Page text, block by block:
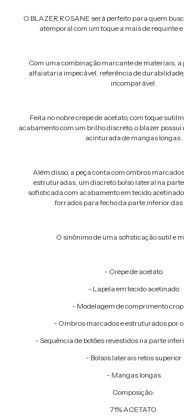
O BLAZER ROSANE será perfeito para quem
atemporal com um toque a mais de requinte
Com uma combinação marcante de materiais, a
alfaiataria impecável, referência de
incomparável.
Feita no nobre crepe de acetato, com toque
acabamento com um brilho discreto, o blazer
acinturada de mangas longas.
Além disso, a peça conta com ombros
estruturadas, um discreto bolso lateral na
sofisticada com acabamento em tecido
forrados para fecho da parte inferior
O sinônimo de uma sofisticação sutil e
- Crepe de acetato
- Lapela em tecido acetinado
- Modelagem de comprimento
- Ombros marcados e estruturados por
- Sequência de botões revestidos na parte
- Bolsos laterais retos superior
- Mangas longas
Composição:
71% ACETATO